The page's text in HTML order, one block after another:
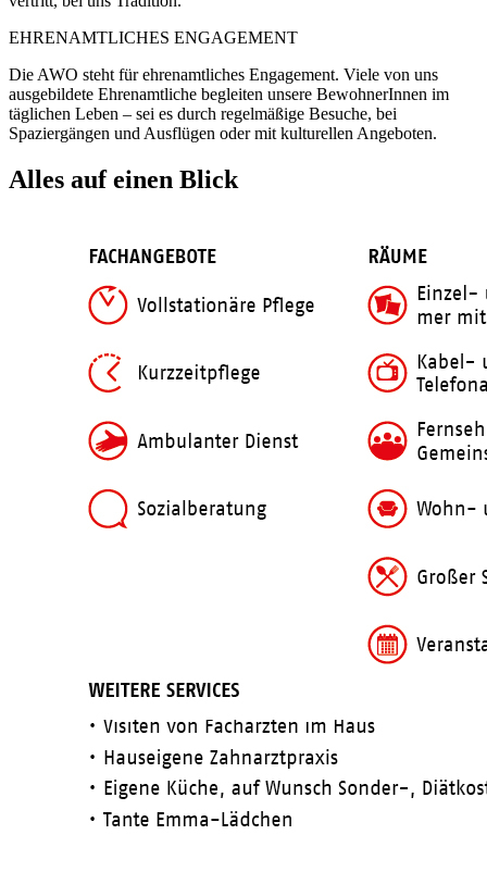
EHRENAMTLICHES ENGAGEMENT
Die AWO steht für ehrenamtliches Engagement. Viele von uns
ausgebildete Ehrenamtliche begleiten unsere BewohnerInnen im
täglichen Leben – sei es durch regelmäßige Besuche, bei
Spaziergängen und Ausflügen oder mit kulturellen Angeboten.
Alles auf einen Blick